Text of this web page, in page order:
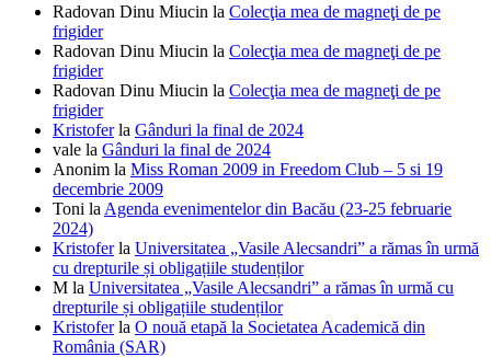
Radovan Dinu Miucin la Colecţia mea de magneţi de pe
frigider
Radovan Dinu Miucin la Colecţia mea de magneţi de pe
frigider
Radovan Dinu Miucin la Colecţia mea de magneţi de pe
frigider
Kristoferla Gânduri la final de 2024
vale la Gânduri la final de 2024
Anonim la Miss Roman 2009 in Freedom Club – 5 si 19
decembrie 2009
Toni la Agenda evenimentelor din Bacău (23-25 februarie
2024)
Kristoferla Universitatea „Vasile Alecsandri” a rămas în urmă
cu drepturile și obligațiile studenților
M la Universitatea „Vasile Alecsandri” a rămas în urmă cu
drepturile și obligațiile studenților
Kristoferla O nouă etapă la Societatea Academică din
România (SAR)